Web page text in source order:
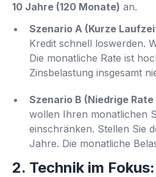
10 Jahre (120 Monate) an.
Szenario A (Kurze
Kredit schnell loswerden.
Die monatliche Rate ist
Zinsbelastung insgesamt
Szenario B (Niedrige
wollen Ihren monatlichen
einschränken. Stellen Sie
Jahre. Die monatliche
2. Technik im